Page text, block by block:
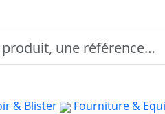
& Blister Fourniture &